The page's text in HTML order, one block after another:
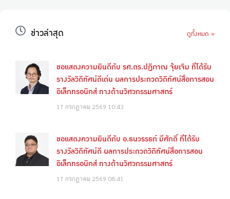
ข่าวล่าสุด ดูทั้งหมด »
ขอแสดงความยินดีกับ รศ.ดร.ปฏิภาณ จุ้ยเจิม ที่ได้รับ
รางวัลวิดิทัศน์ดีเด่น ผลการประกวดวิดิทัศน์สื่อการสอน
อิเล็กทรอนิกส์ ทางด้านวิศวกรรมศาสตร์
17 กรกฎาคม 2569 10:43
ขอแสดงความยินดีกับ อ.ธนวรรธก์ มีศักดิ์ ที่ได้รับ
รางวัลวิดิทัศน์ดี ผลการประกวดวิดิทัศน์สื่อการสอน
อิเล็กทรอนิกส์ ทางด้านวิศวกรรมศาสตร์
17 กรกฎาคม 2569 08:41